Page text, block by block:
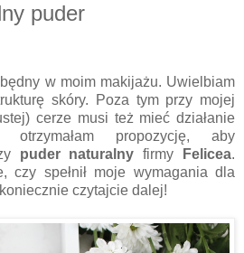
puder
w moim makijażu. Uwielbiam
skóry. Poza tym przy mojej
cerze musi też mieć działanie
otrzymałam propozycję, aby
puder naturalny firmy Felicea.
czy spełnił moje wymagania dla
czytajcie dalej!